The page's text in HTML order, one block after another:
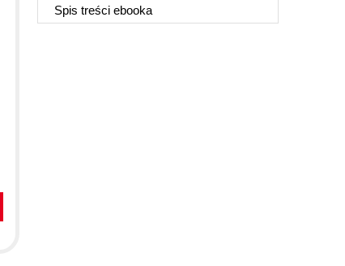
Spis treści ebooka